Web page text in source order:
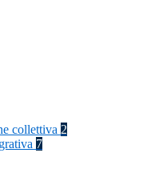
collettiva 2
7